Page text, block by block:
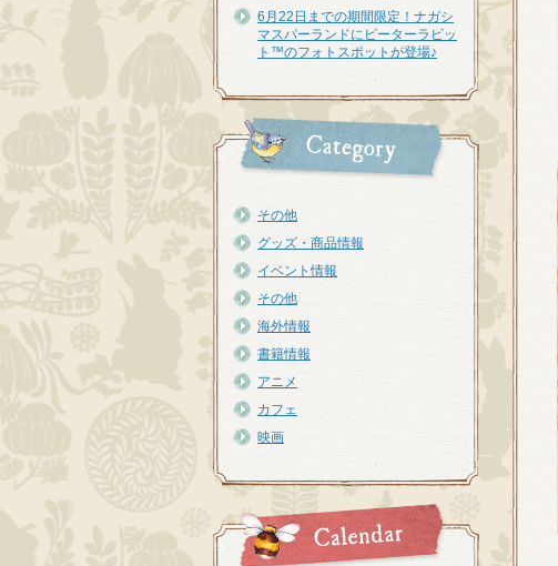
6月22日までの期間限定！ナガシ
マスパーランドにピーターラビッ
ト™のフォトスポットが登場♪
その他
グッズ・商品情報
イベント情報
その他
海外情報
書籍情報
アニメ
カフェ
映画